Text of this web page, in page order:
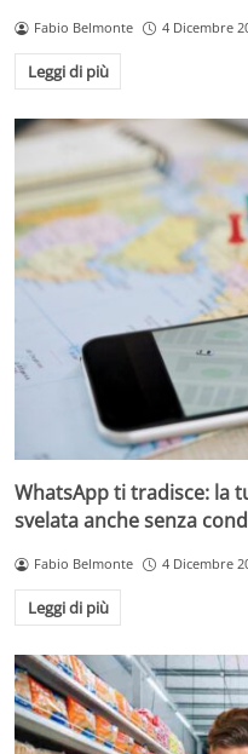
Fabio Belmonte 4 Dicembre
Leggi di più
WhatsApp ti tradisce: la
svelata anche senza
Fabio Belmonte 4 Dicembre
Leggi di più